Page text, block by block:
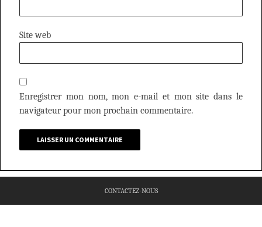
Site web
Enregistrer mon nom, mon e-mail et mon site dans le
navigateur pour mon prochain commentaire.
CONTACTEZ-NOUS